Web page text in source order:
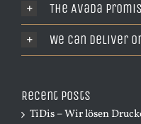
The Avada
We Can Deliver
Recent Posts
TiDis – Wir lösen